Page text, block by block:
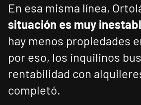
En esa misma línea,
situación es muy
hay menos propiedades
por eso, los inquilinos
rentabilidad con
completó.